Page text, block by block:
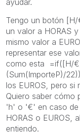
Tengo un botón [H/
un valor a HORAS
mismo valor a
representar ese
como esta =if([H/
(Sum(ImporteP)/
los EUROS, pero si
Quiero saber cómo
'h' o '€' en caso de
HORAS o EUROS,
entiendo.